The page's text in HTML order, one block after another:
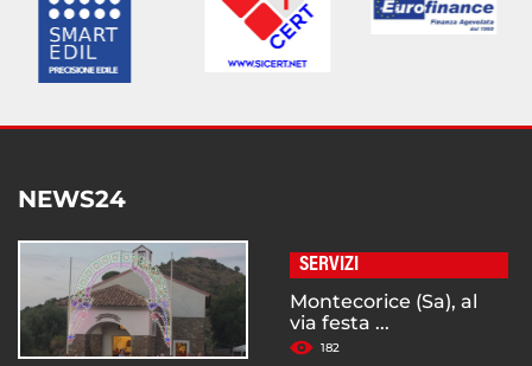
NEWS24
SERVIZI
Montecorice (Sa), al
via festa ...
182